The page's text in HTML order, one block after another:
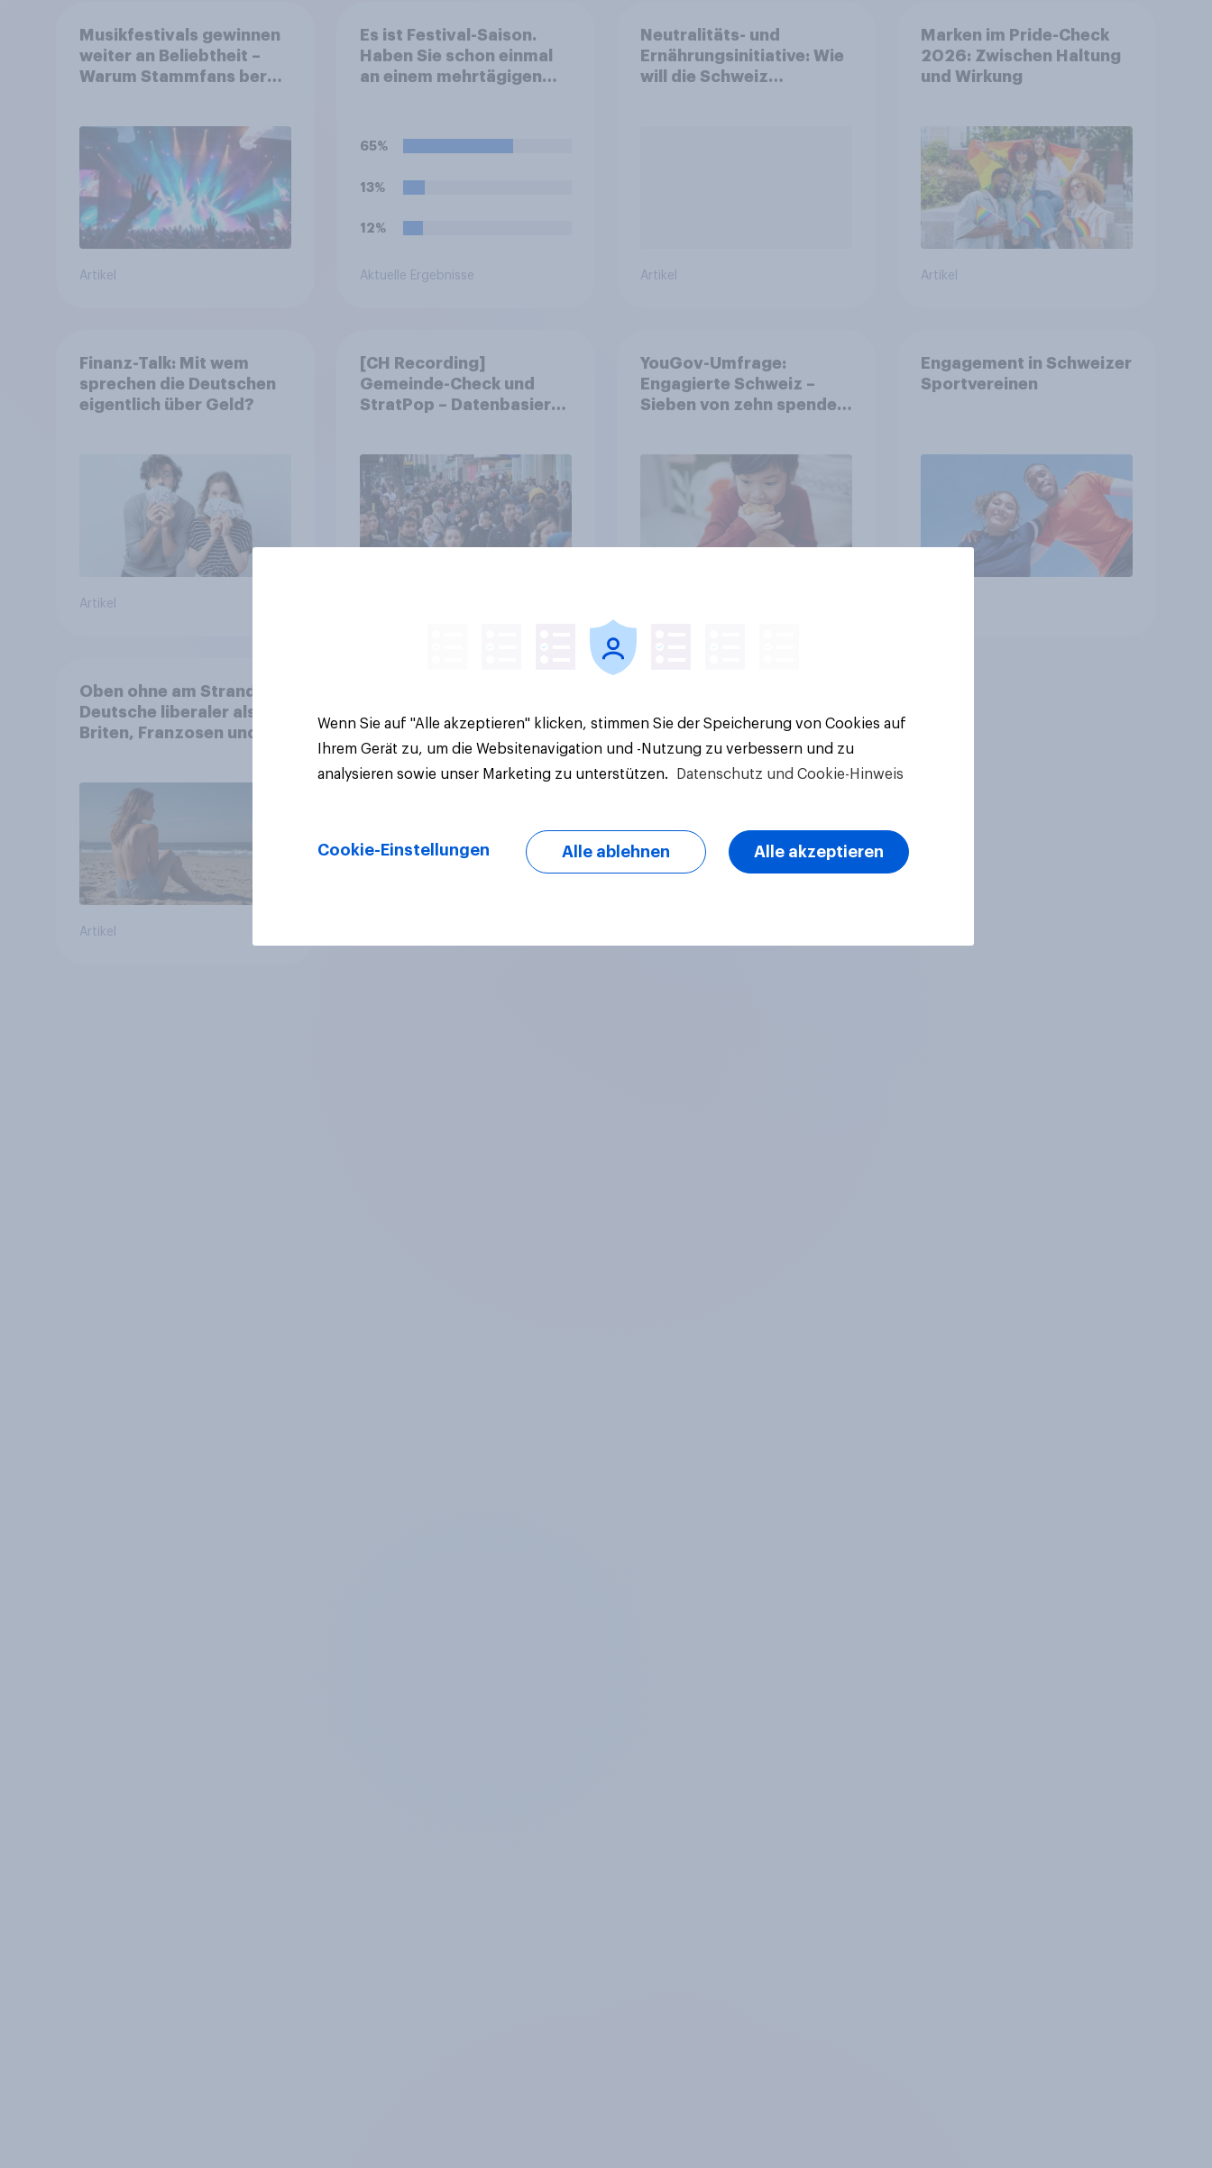
Musikfestivals gewinnen
weiter an Beliebtheit –
Warum Stammfans bereit
Artikel
Es ist Festival-Saison.
Haben Sie schon einmal
an einem mehrtägigen
teilgenommen (z. B. mit
mehreren Bühnen und
Veranstaltungstagen)?
65%
13%
12%
Aktuelle Ergebnisse
Neutralitäts- und
Ernährungsinitiative: Wie
will die Schweiz
Artikel
Marken im Pride-Check
2026: Zwischen Haltung
und Wirkung
Artikel
Finanz-Talk: Mit wem
sprechen die Deutschen
eigentlich über Geld?
Artikel
[CH Recording]
Gemeinde-Check und
StratPop – Datenbasierte
YouGov-Umfrage:
Engagierte Schweiz –
Sieben von zehn spenden,
Engagement in Schweizer
Sportvereinen
Oben ohne am Strand:
Deutsche liberaler als
Briten, Franzosen und
Artikel
Wenn Sie auf "Alle akzeptieren" klicken, stimmen Sie der Speicherung von Cookies auf
Ihrem Gerät zu, um die Websitenavigation und -Nutzung zu verbessern und zu
analysieren sowie unser Marketing zu unterstützen.
Datenschutz und Cookie-Hinweis
Cookie-Einstellungen Alle ablehnen Alle akzeptieren